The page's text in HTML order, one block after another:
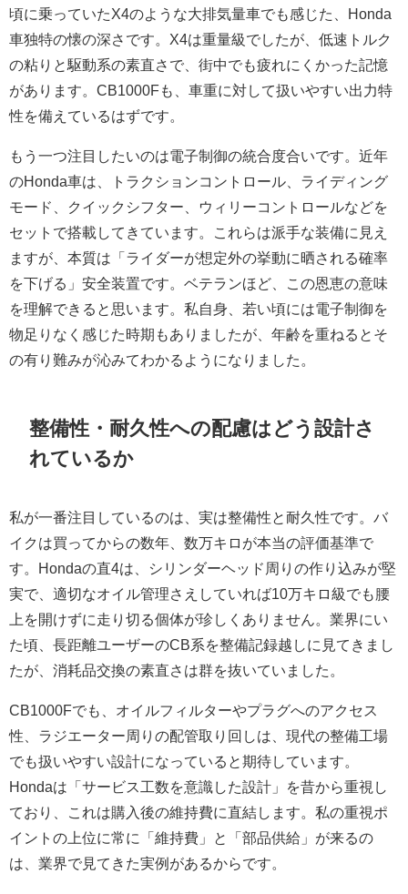
頃に乗っていたX4のような大排気量車でも感じた、Honda
車独特の懐の深さです。X4は重量級でしたが、低速トルク
の粘りと駆動系の素直さで、街中でも疲れにくかった記憶
があります。CB1000Fも、車重に対して扱いやすい出力特
性を備えているはずです。
もう一つ注目したいのは電子制御の統合度合いです。近年
のHonda車は、トラクションコントロール、ライディング
モード、クイックシフター、ウィリーコントロールなどを
セットで搭載してきています。これらは派手な装備に見え
ますが、本質は「ライダーが想定外の挙動に晒される確率
を下げる」安全装置です。ベテランほど、この恩恵の意味
を理解できると思います。私自身、若い頃には電子制御を
物足りなく感じた時期もありましたが、年齢を重ねるとそ
の有り難みが沁みてわかるようになりました。
整備性・耐久性への配慮はどう設計さ
れているか
私が一番注目しているのは、実は整備性と耐久性です。バ
イクは買ってからの数年、数万キロが本当の評価基準で
す。Hondaの直4は、シリンダーヘッド周りの作り込みが堅
実で、適切なオイル管理さえしていれば10万キロ級でも腰
上を開けずに走り切る個体が珍しくありません。業界にい
た頃、長距離ユーザーのCB系を整備記録越しに見てきまし
たが、消耗品交換の素直さは群を抜いていました。
CB1000Fでも、オイルフィルターやプラグへのアクセス
性、ラジエーター周りの配管取り回しは、現代の整備工場
でも扱いやすい設計になっていると期待しています。
Hondaは「サービス工数を意識した設計」を昔から重視し
ており、これは購入後の維持費に直結します。私の重視ポ
イントの上位に常に「維持費」と「部品供給」が来るの
は、業界で見てきた実例があるからです。